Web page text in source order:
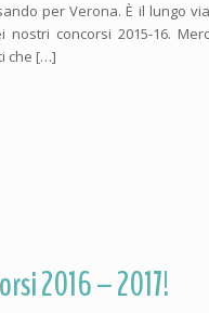
per Verona. È il lungo
concorsi 2015-16.
che […]
2016 – 2017!